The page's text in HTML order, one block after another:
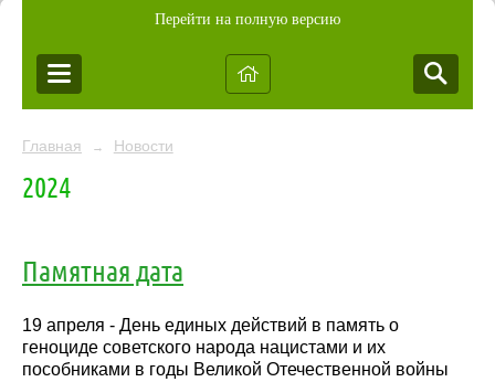
Перейти на полную версию
Главная → Новости
2024
Памятная дата
19 апреля - День единых действий в память о
геноциде советского народа нацистами и их
пособниками в годы Великой Отечественной войны